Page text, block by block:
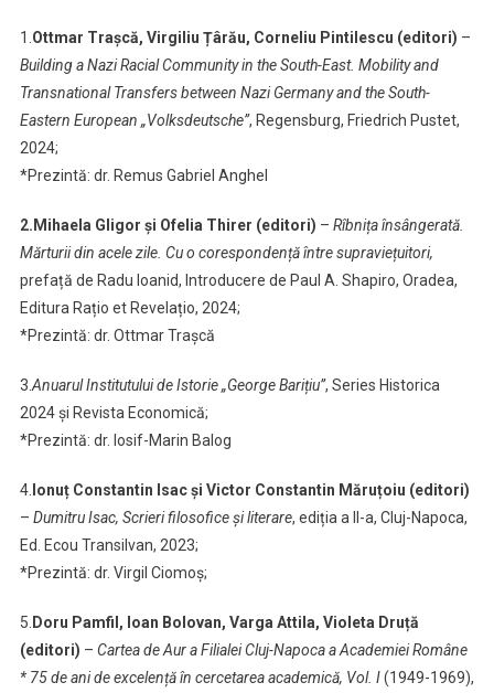
1.Ottmar Trașcă, Virgiliu Țârău, Corneliu Pintilescu (editori) –
Building a Nazi Racial Community in the South-East. Mobility and
Transnational Transfers between Nazi Germany and the South-
Eastern European „Volksdeutsche”, Regensburg, Friedrich Pustet,
2024;
*Prezintă: dr. Remus Gabriel Anghel
2.Mihaela Gligor și Ofelia Thirer (editori) – Rîbnița însângerată.
Mărturii din acele zile. Cu o corespondență între supraviețuitori,
prefață de Radu Ioanid, Introducere de Paul A. Shapiro, Oradea,
Editura Rațio et Revelațio, 2024;
*Prezintă: dr. Ottmar Trașcă
3.Anuarul Institutului de Istorie „George Barițiu”, Series Historica
2024 și Revista Economică;
*Prezintă: dr. Iosif-Marin Balog
4. Ionuț Constantin Isac și Victor Constantin Măruțoiu (editori)
– Dumitru Isac, Scrieri filosofice și literare, ediția a II-a, Cluj-Napoca,
Ed. Ecou Transilvan, 2023;
*Prezintă: dr. Virgil Ciomoș;
5. Doru Pamfil, Ioan Bolovan, Varga Attila, Violeta Druță
(editori) – Cartea de Aur a Filialei Cluj-Napoca a Academiei Române
* 75 de ani de excelență în cercetarea academică, Vol. I(1949-1969),